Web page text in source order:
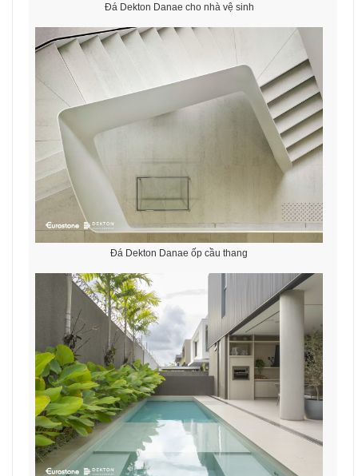
Đá Dekton Danae cho nhà vệ sinh
Đá Dekton Danae ốp cầu thang